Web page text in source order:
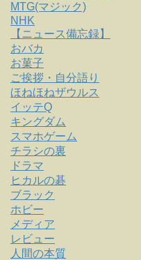
MTG(マジック)
NHK
【ニュース備忘録】
おバカ
お菓子
ご挨拶・自分語り
ほねほねザウルス
イッテQ
キングダム
スマホゲーム
チラシの裏
ドラマ
ヒカルの碁
ブラック
ホビー
メディア
レビュー
人間の本質